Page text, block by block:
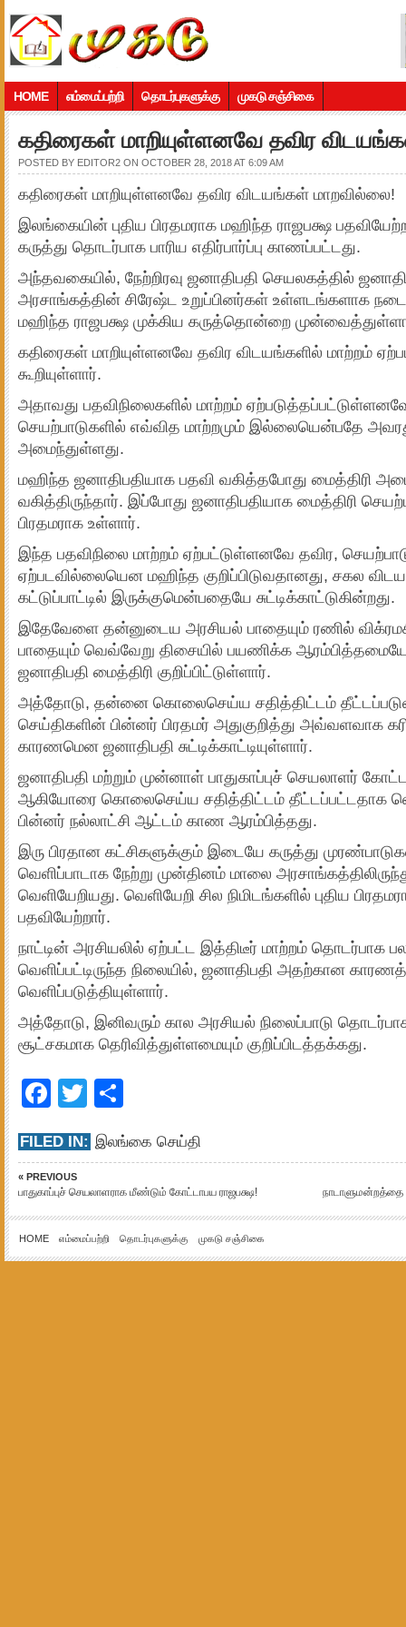
HOME எம்மைப்பற்றி தொடர்புகளுக்கு முகடு சஞ்சிகை
கதிரைகள் மாறியுள்ளனவே தவிர
POSTED BY EDITOR2 ON OCTOBER 28, 2018 AT 6:09 AM
கதிரைகள் மாறியுள்ளனவே தவிர விடயங்கள் மாறவில்லை!
இலங்கையின் புதிய பிரதமராக மஹிந்த ராஜபக்ஷ
கருத்து தொடர்பாக பாரிய எதிர்பார்ப்பு காணப்பட்டது.
அந்தவகையில், நேற்றிரவு ஜனாதிபதி செயலகத்தில்
அரசாங்கத்தின் சிரேஷ்ட உறுப்பினர்கள் உள்ளடங்களாக
மஹிந்த ராஜபக்ஷ முக்கிய கருத்தொன்றை
கதிரைகள் மாறியுள்ளனவே தவிர விடயங்களில் மாற்றம்
கூறியுள்ளார்.
அதாவது பதவிநிலைகளில் மாற்றம்
செயற்பாடுகளில் எவ்வித மாற்றமும் இல்லையென்பதே
அமைந்துள்ளது.
மஹிந்த ஜனாதிபதியாக பதவி வகித்தபோது மைத்திரி
வகித்திருந்தார். இப்போது ஜனாதிபதியாக மைத்திரி
பிரதமராக உள்ளார்.
இந்த பதவிநிலை மாற்றம் ஏற்பட்டுள்ளனவே தவிர,
ஏற்படவில்லையென மஹிந்த குறிப்பிடுவதானது, சகல
கட்டுப்பாட்டில் இருக்குமென்பதையே சுட்டிக்காட்டுகின்றது.
இதேவேளை தன்னுடைய அரசியல் பாதையும் ரணில்
பாதையும் வெவ்வேறு திசையில் பயணிக்க
ஜனாதிபதி மைத்திரி குறிப்பிட்டுள்ளார்.
அத்தோடு, தன்னை கொலைசெய்ய சதித்திட்டம்
செய்திகளின் பின்னர் பிரதமர் அதுகுறித்து அவ்வளவாக
காரணமென ஜனாதிபதி சுட்டிக்காட்டியுள்ளார்.
ஜனாதிபதி மற்றும் முன்னாள் பாதுகாப்புச் செயலாளர்
ஆகியோரை கொலைசெய்ய சதித்திட்டம் தீட்டப்பட்டதாக
பின்னர் நல்லாட்சி ஆட்டம் காண ஆரம்பித்தது.
இரு பிரதான கட்சிகளுக்கும் இடையே கருத்து
வெளிப்பாடாக நேற்று முன்தினம் மாலை
வெளியேறியது. வெளியேறி சில நிமிடங்களில் புதிய
பதவியேற்றார்.
நாட்டின் அரசியலில் ஏற்பட்ட இத்திடீர் மாற்றம் தொடர்பாக
வெளிப்பட்டிருந்த நிலையில், ஜனாதிபதி அதற்கான
வெளிப்படுத்தியுள்ளார்.
அத்தோடு, இனிவரும் கால அரசியல் நிலைப்பாடு
சூட்சகமாக தெரிவித்துள்ளமையும் குறிப்பிடத்தக்கது.
Facebook
Twitter
FILED IN: இலங்கை செய்தி
« PREVIOUS
பாதுகாப்புச் செயலாளராக மீண்டும் கோட்டாபய ராஜபக்ஷ! நாடாளுமன்றத்தை
HOME எம்மைப்பற்றி தொடர்புகளுக்கு முகடு சஞ்சிகை